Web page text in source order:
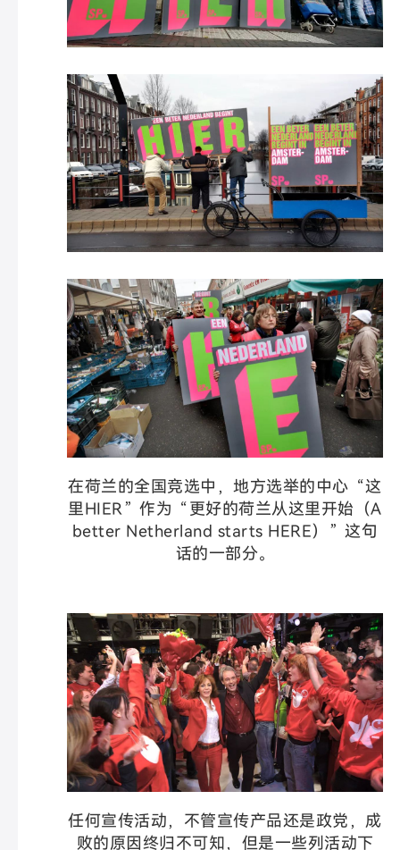
在荷兰的全国竞选中，地方选举的中心“这
里HIER”作为“更好的荷兰从这里开始（A
better Netherland starts HERE）”这句
话的一部分。
任何宣传活动，不管宣传产品还是政党，成
败的原因终归不可知，但是一些列活动下